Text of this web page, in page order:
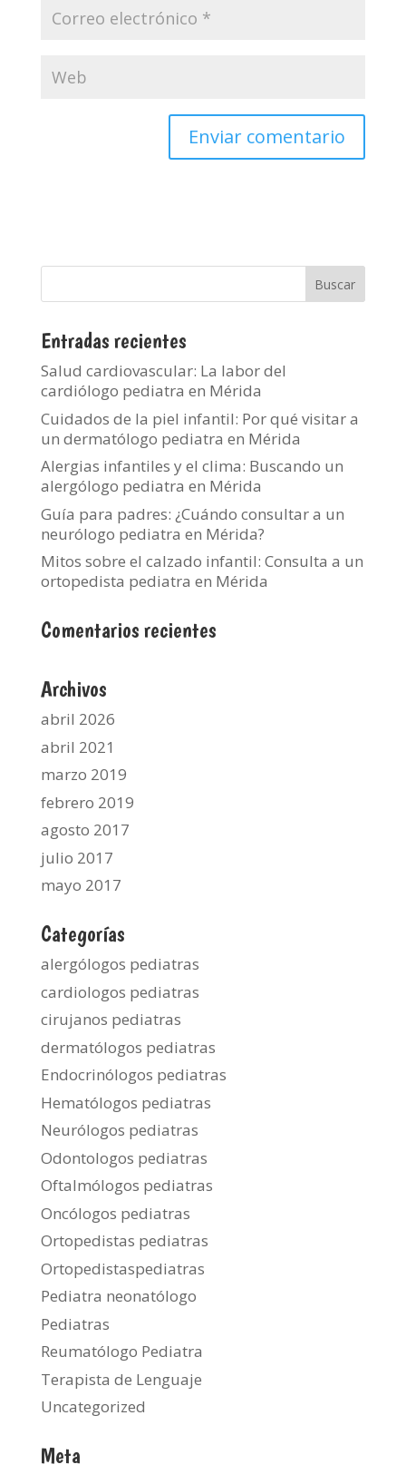
Entradas recientes
Salud cardiovascular: La labor del
cardiólogo pediatra en Mérida
Cuidados de la piel infantil: Por qué visitar a
un dermatólogo pediatra en Mérida
Alergias infantiles y el clima: Buscando un
alergólogo pediatra en Mérida
Guía para padres: ¿Cuándo consultar a un
neurólogo pediatra en Mérida?
Mitos sobre el calzado infantil: Consulta a un
ortopedista pediatra en Mérida
Comentarios recientes
Archivos
abril 2026
abril 2021
marzo 2019
febrero 2019
agosto 2017
julio 2017
mayo 2017
Categorías
alergólogos pediatras
cardiologos pediatras
cirujanos pediatras
dermatólogos pediatras
Endocrinólogos pediatras
Hematólogos pediatras
Neurólogos pediatras
Odontologos pediatras
Oftalmólogos pediatras
Oncólogos pediatras
Ortopedistas pediatras
Ortopedistaspediatras
Pediatra neonatólogo
Pediatras
Reumatólogo Pediatra
Terapista de Lenguaje
Uncategorized
Meta